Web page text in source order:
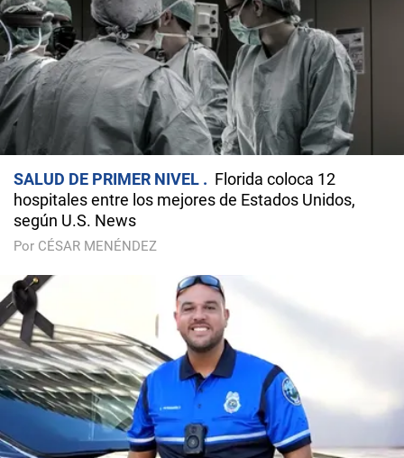
SALUD DE PRIMER NIVEL
Florida coloca 12
hospitales entre los mejores de Estados Unidos,
según U.S. News
Por CÉSAR MENÉNDEZ